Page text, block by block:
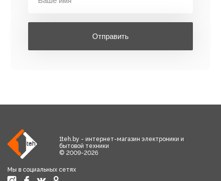
Отправить
1teh.by - интернет-магазин электроники и
бытовой техники
© 2009-2026
Мы в социальных сетях